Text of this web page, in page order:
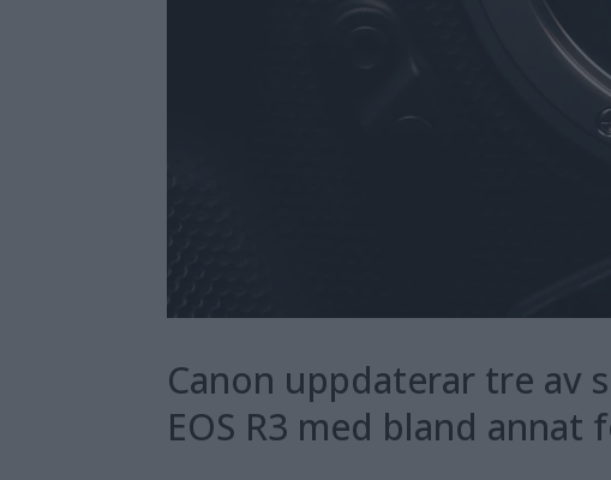
Canon uppdaterar tre av
EOS R3 med bland